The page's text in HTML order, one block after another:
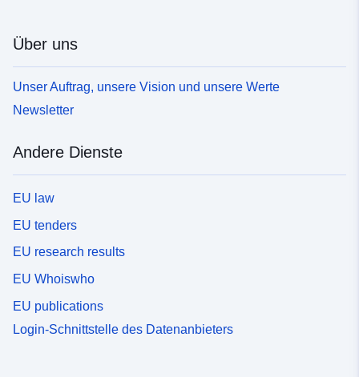
Über uns
Unser Auftrag, unsere Vision und unsere Werte
Newsletter
Andere Dienste
EU law
EU tenders
EU research results
EU Whoiswho
EU publications
Login-Schnittstelle des Datenanbieters